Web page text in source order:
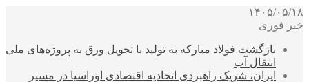
۱۴۰۵/۰۵/۱۸
خبر فوری
بازگشت فولاد مبارکه به تولید با تحویل ورق به پروژه‌های ملی
انتقال آب
ایران، شریک راهبردی اتحادیه اقتصادی اوراسیا در مسیر